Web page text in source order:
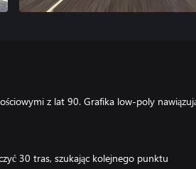
z lat 90. Grafika low-poly
30 tras, szukając kolejnego punktu